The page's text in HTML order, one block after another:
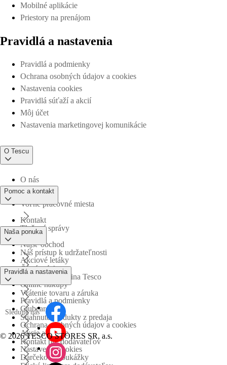
Mobilné aplikácie
Priestory na prenájom
Pravidlá a nastavenia
Pravidlá a podmienky
Ochrana osobných údajov a cookies
Nastavenia cookies
Pravidlá súťaží a akcií
Môj účet
Nastavenia marketingovej komunikácie
O Tescu
O nás
Voľné pracovné miesta
Tlačové správy
Náš prístup k udržateľnosti
Obchodná skupina Tesco
Pomoc a kontakt
Kontakt
Nájsť obchod
Časté otázky
Vrátenie tovaru a záruka
Stiahnuté produkty z predaja
Kontakt pre dodávateľov
Naša ponuka
Akciové letáky
Online nákupy
Clubcard
Akcie a súťaže
Darčekové poukážky
Pravidlá a nastavenia
Pravidlá a podmienky
Ochrana osobných údajov a cookies
Nastavenia cookies
Sledujte nás
© 2026 TESCO STORES SR, a.s.